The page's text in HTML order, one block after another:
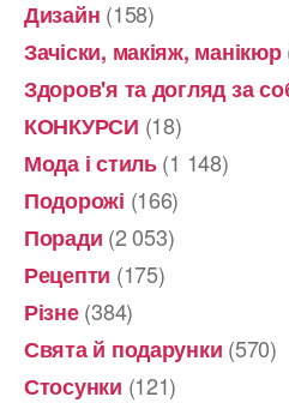
Дизайн (158)
Зачіски, макіяж, манікюр
Здоров'я та догляд за
КОНКУРСИ (18)
Мода і стиль(1 148)
Подорожі (166)
Поради (2 053)
Рецепти (175)
Різне(384)
Свята й подарунки (570)
Стосунки (121)